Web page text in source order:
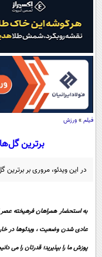
فیلم » ورزش
برترین گل‌های هفته
در این ویدئو، مروری بر برترین گل‌های هفته ۳۳ لیگ برتر
به استحضار همراهان فرهیخته عصر
عادی شدن وضعیت ، ویدئوها در
پوزش ما را بپذیرید؛ قدرتان را می